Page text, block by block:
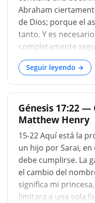
Abraham
de Dios; porque el
tanto. Y es
completamente
procede de Dios,
llevados de un lado
solos del cielo. Y
cuando nos ha
abiertamente al
debería disminuir
fe; porque se ha
completa de Él en
que estemos
no asciende
visible, su majestad
resplandeciente,
Seguir leyendo →
Génesis 17:22
Matthew Henry
15-22 Aquí está la
un hijo por Sarai,
debe cumplirse. La
el cambio del
significa mi
limitara a una sola